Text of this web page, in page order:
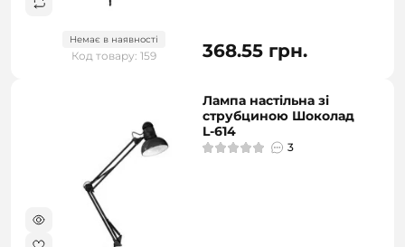
Немає в наявності
Код товару: 159 368.55 грн.
Лампа настільна зі
струбциною Шоколад
L-614
3